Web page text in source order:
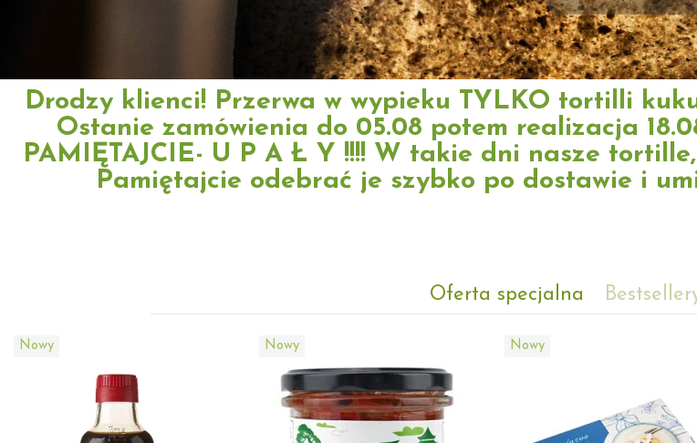
Drodzy klienci! Przerwa w wypieku TYLKO tortilli
Ostanie zamówienia do 05.08 potem realizacja
PAMIĘTAJCIE- U P A Ł Y !!!! W takie dni nasze
Pamiętajcie odebrać je szybko po dostawie i
Oferta specjalna
Nowy Nowy Nowy